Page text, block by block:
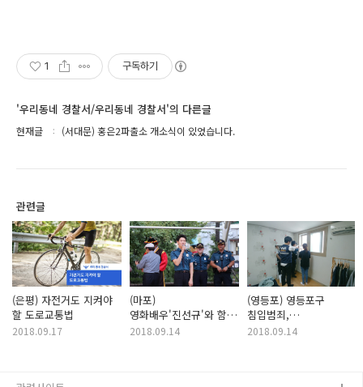
1 구독하기
'우리동네 경찰서/우리동네 경찰서'의 다른글
현재글 (서대문) 홍은2파출소 개소식이 있었습니다.
관련글
(은평) 자전거도 지켜야
할 도로교통법
2018.09.17
(마포)
영화배우'진선규'와 함께
하는 게릴라 탄력 순찰
2018.09.14
(영등포) 영등포구
침입범죄,
IOT문열림센서로
2018.09.14